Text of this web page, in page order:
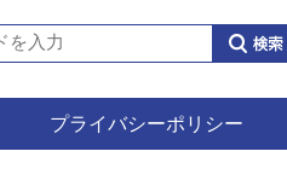
プライバシーポリシー